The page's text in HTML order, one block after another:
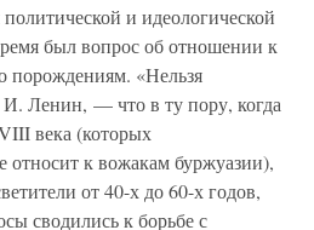
и идеологической
был вопрос об отношении к
порождениям. «Нельзя
Ленин, — что в ту пору, когда
века (которых
к вожакам буржуазии),
от 40-х до 60-х годов,
сводились к борьбе с